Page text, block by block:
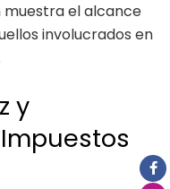
muestra el alcance
involucrados en
y